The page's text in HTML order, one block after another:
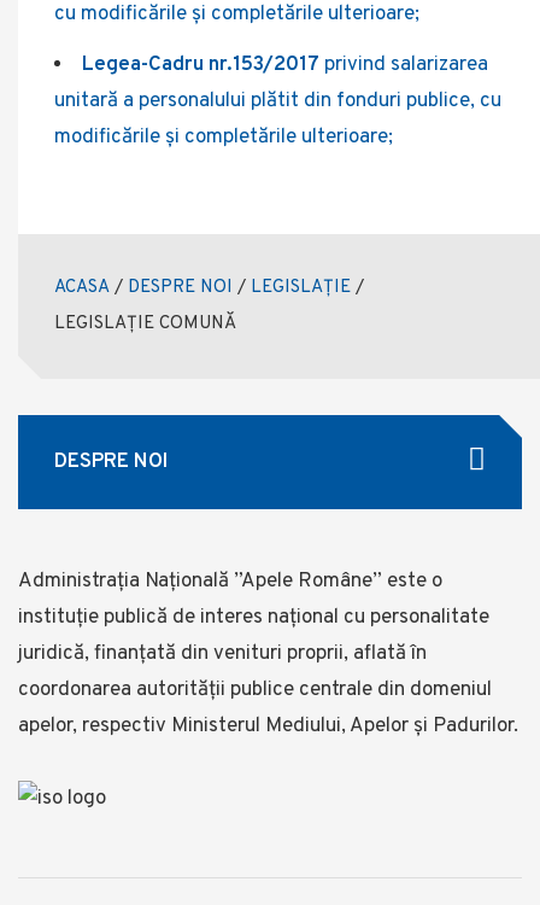
cu modificările și completările ulterioare;
Legea-Cadru nr.153/2017 privind salarizarea
unitară a personalului plătit din fonduri publice, cu
modificările şi completările ulterioare;
ACASA / DESPRE NOI / LEGISLAȚIE /
LEGISLAȚIE COMUNĂ
DESPRE NOI
Administrația Națională ”Apele Române” este o
instituție publică de interes național cu personalitate
juridică, finanţată din venituri proprii, aflată în
coordonarea autorității publice centrale din domeniul
apelor, respectiv Ministerul Mediului, Apelor și Padurilor.